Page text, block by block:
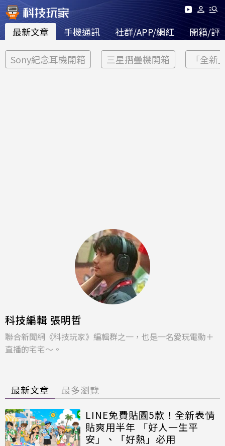
最新文章 手機通訊 社群/APP/網紅 開箱/評
Sony紀念耳機開箱 三星摺疊機開箱 「全新
科技編輯 張明哲
聯合新聞網《科技玩家》編輯群之一，也是一名愛玩電動＋
直播的宅宅～。
最新文章 最多瀏覽
LINE免費貼圖5款！全新表情
貼爽用半年 「好人一生平
安」、「好熱」必用